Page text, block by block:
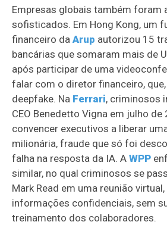
Empresas globais também foram
sofisticados. Em Hong Kong, um
financeiro daArup autorizou 15
bancárias que somaram mais de
após participar de uma
falar com o diretor financeiro,
deepfake. Na Ferrari, criminosos
CEO Benedetto Vigna em julho
convencer executivos a liberar
milionária, fraude que só foi
falha na resposta da IA. AWPP
similar, no qual criminosos se
Mark Read em uma reunião
informações confidenciais, sem
treinamento dos colaboradores.